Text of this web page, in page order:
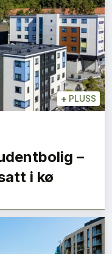
+ PLUSS
–
i kø